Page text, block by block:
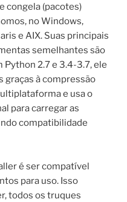
congela (pacotes)
no Windows,
e AIX. Suas principais
semelhantes são
2.7 e 3.4-3.7, ele
à compressão
e usa o
para carregar as
compatibilidade
é ser compatível
para uso. Isso
todos os truques